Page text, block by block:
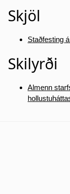
Skjöl
Staðfesting
Skilyrði
Almenn